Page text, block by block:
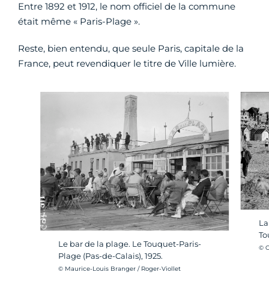
Entre 1892 et 1912, le nom officiel de la commune
était même « Paris-Plage ».
Reste, bien entendu, que seule Paris, capitale de la
France, peut revendiquer le titre de Ville lumière.
Le bar de la plage. Le Touquet-Paris-
Plage (Pas-de-Calais), 1925.
Crédit photo :
© Maurice-Louis Branger / Roger-Viollet
©